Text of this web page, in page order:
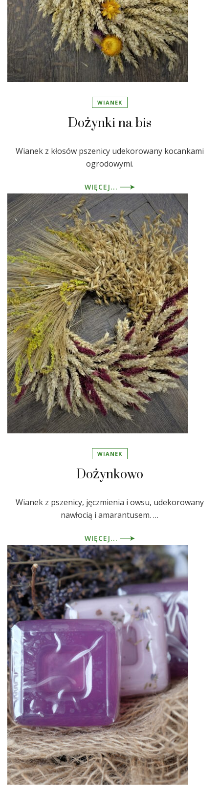
WIANEK
Dożynki na bis
Wianek z kłosów pszenicy udekorowany kocankami
ogrodowymi.
WIĘCEJ...
WIANEK
Dożynkowo
Wianek z pszenicy, jęczmienia i owsu, udekorowany
nawłocią i amarantusem. …
WIĘCEJ...